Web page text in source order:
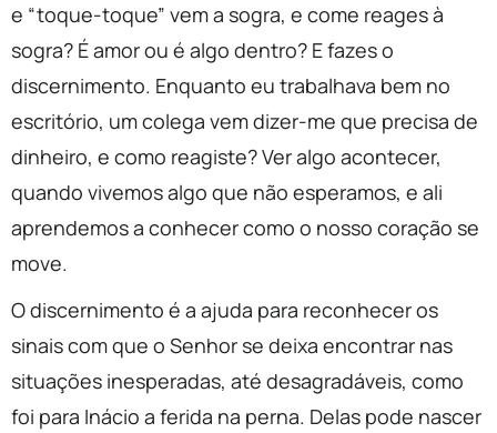
e “toque-toque” vem a sogra, e come reages à
sogra? É amor ou é algo dentro? E fazes o
discernimento. Enquanto eu trabalhava bem no
escritório, um colega vem dizer-me que precisa de
dinheiro, e como reagiste? Ver algo acontecer,
quando vivemos algo que não esperamos, e ali
aprendemos a conhecer como o nosso coração se
move.
O discernimento é a ajuda para reconhecer os
sinais com que o Senhor se deixa encontrar nas
situações inesperadas, até desagradáveis, como
foi para Inácio a ferida na perna. Delas pode nascer